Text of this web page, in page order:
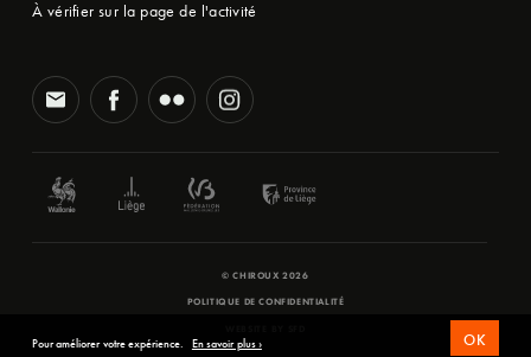
À vérifier sur la page de l'activité
© CHIROUX 2026
POLITIQUE DE CONFIDENTIALITÉ
Pour améliorer votre expérience. En savoir plus › OK